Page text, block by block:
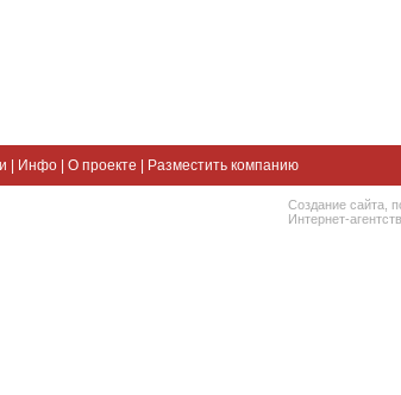
Инфо О проекте Разместить компанию
Создание сайта ,
Интернет-